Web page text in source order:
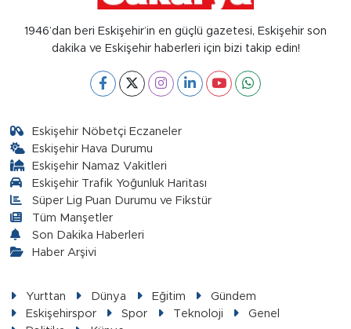
1946’dan beri Eskişehir’in en güçlü gazetesi, Eskişehir son
dakika ve Eskişehir haberleri için bizi takip edin!
Eskişehir Nöbetçi Eczaneler
Eskişehir Hava Durumu
Eskişehir Namaz Vakitleri
Eskişehir Trafik Yoğunluk Haritası
Süper Lig Puan Durumu ve Fikstür
Tüm Manşetler
Son Dakika Haberleri
Haber Arşivi
Yurttan Dünya Eğitim
Gündem
Eskişehirspor
Spor Teknoloji
Genel